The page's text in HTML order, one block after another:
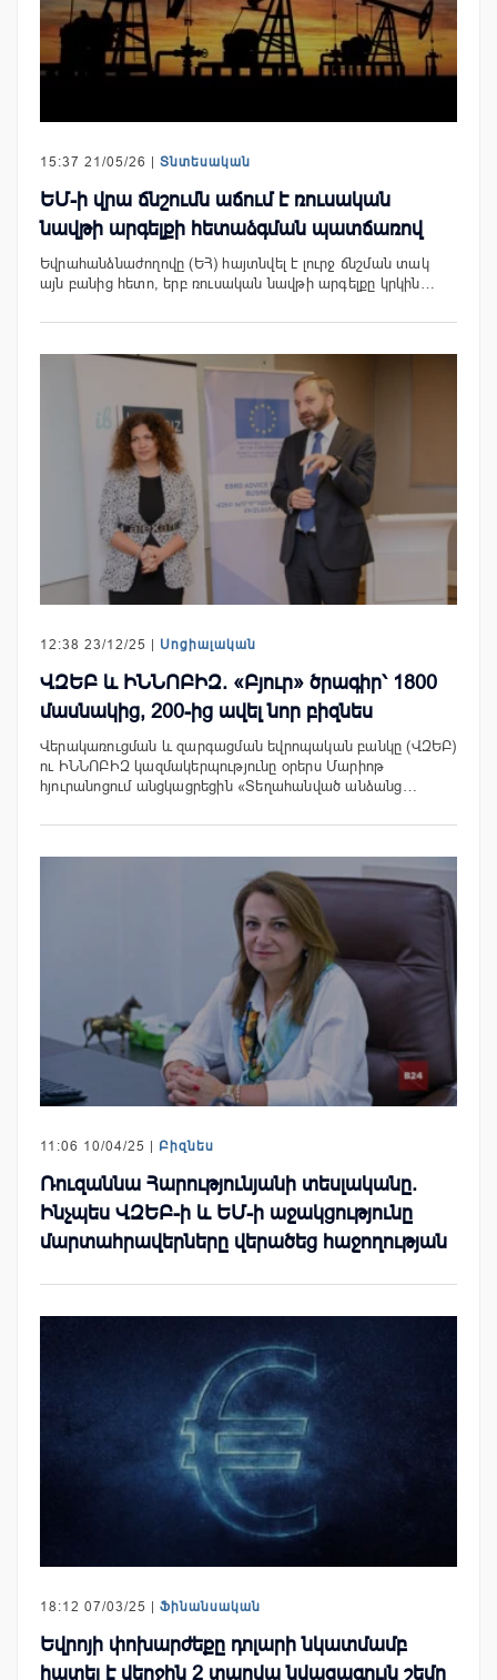
15:37 21/05/26 | Տնտեսական
ԵՄ-ի վրա ճնշումն աճում է ռուսական
նավթի արգելքի հետաձգման պատճառով
Եվրահանձնաժողովը (ԵՀ) հայտնվել է լուրջ ճնշման տակ
այն բանից հետո, երբ ռուսական նավթի արգելքը կրկին…
12:38 23/12/25 | Սոցիալական
ՎԶԵԲ և ԻՆՆՈԲԻԶ. «Բյուր» ծրագիր՝ 1800
մասնակից, 200-ից ավել նոր բիզնես
Վերակառուցման և զարգացման եվրոպական բանկը (ՎԶԵԲ)
ու ԻՆՆՈԲԻԶ կազմակերպությունը օրերս Մարիոթ
հյուրանոցում անցկացրեցին «Տեղահանված անձանց…
11:06 10/04/25 | Բիզնես
Ռուզաննա Հարությունյանի տեսլականը.
Ինչպես ՎԶԵԲ-ի և ԵՄ-ի աջակցությունը
մարտահրավերները վերածեց հաջողության
18:12 07/03/25 | Ֆինանսական
Եվրոյի փոխարժեքը դոլարի նկատմամբ
հատել է վերջին 2 տարվա նվազագույն շեմը